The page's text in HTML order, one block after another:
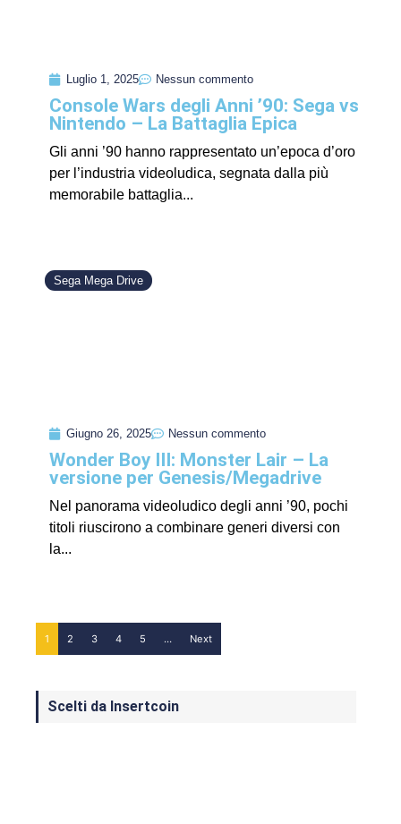
Luglio 1, 2025 Nessun commento
Console Wars degli Anni ’90: Sega vs
Nintendo – La Battaglia Epica
Gli anni ’90 hanno rappresentato un’epoca d’oro
per l’industria videoludica, segnata dalla più
memorabile battaglia...
Sega Mega Drive
Giugno 26, 2025 Nessun commento
Wonder Boy III: Monster Lair – La
versione per Genesis/Megadrive
Nel panorama videoludico degli anni ’90, pochi
titoli riuscirono a combinare generi diversi con
la...
1 2 3 4 5 … Next
Scelti da Insertcoin